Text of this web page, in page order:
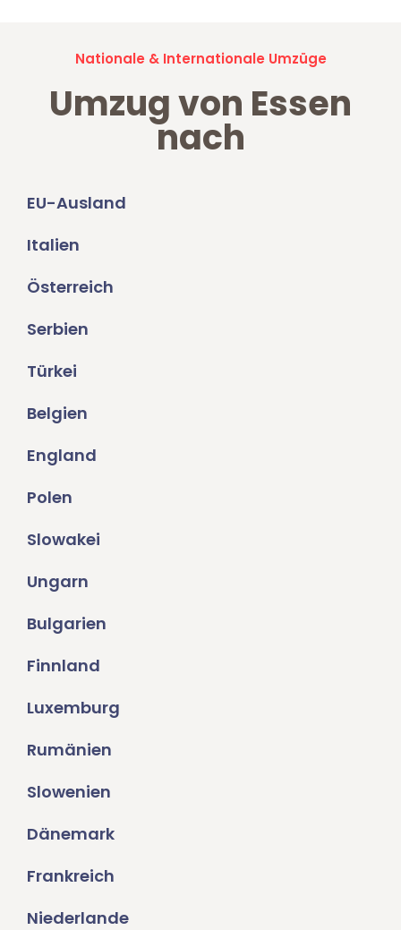
Nationale & Internationale Umzüge
Umzug von Essen
nach
EU-Ausland
Italien
Österreich
Serbien
Türkei
Belgien
England
Polen
Slowakei
Ungarn
Bulgarien
Finnland
Luxemburg
Rumänien
Slowenien
Dänemark
Frankreich
Niederlande